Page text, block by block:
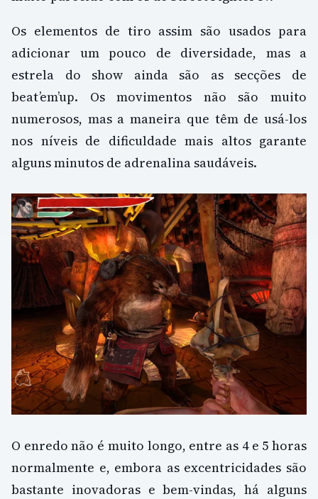
Os elementos de tiro assim são usados ​​para
adicionar um pouco de diversidade, mas a
estrela do show ainda são as secções de
beat’em’up. Os movimentos não são muito
numerosos, mas a maneira que têm de usá-los
nos níveis de dificuldade mais altos garante
alguns minutos de adrenalina saudáveis.
O enredo não é muito longo, entre as 4 e 5 horas
normalmente e, embora as excentricidades são
bastante inovadoras e bem-vindas, há alguns